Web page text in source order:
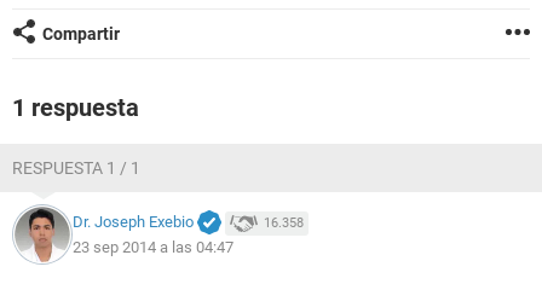
Compartir
1 respuesta
RESPUESTA 1 / 1
Dr. Joseph Exebio 16.358
23 sep 2014 a las 04:47